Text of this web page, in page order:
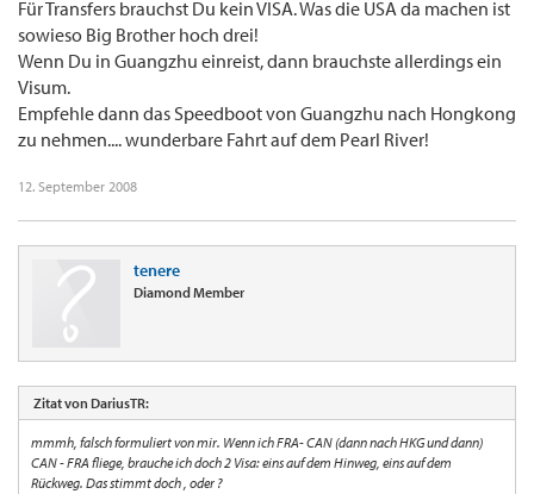
Für Transfers brauchst Du kein VISA. Was die USA da machen ist
sowieso Big Brother hoch drei!
Wenn Du in Guangzhu einreist, dann brauchste allerdings ein
Visum.
Empfehle dann das Speedboot von Guangzhu nach Hongkong
zu nehmen.... wunderbare Fahrt auf dem Pearl River!
12. September 2008
tenere
Diamond Member
Zitat von DariusTR:
mmmh, falsch formuliert von mir. Wenn ich FRA- CAN (dann nach HKG und dann)
CAN - FRA fliege, brauche ich doch 2 Visa: eins auf dem Hinweg, eins auf dem
Rückweg. Das stimmt doch , oder ?